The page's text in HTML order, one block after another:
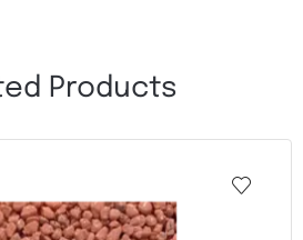
Products